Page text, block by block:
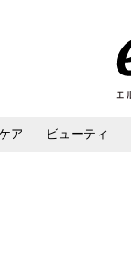
ア ビューティ